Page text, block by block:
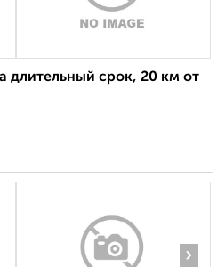
длительный срок, 20 км от
›